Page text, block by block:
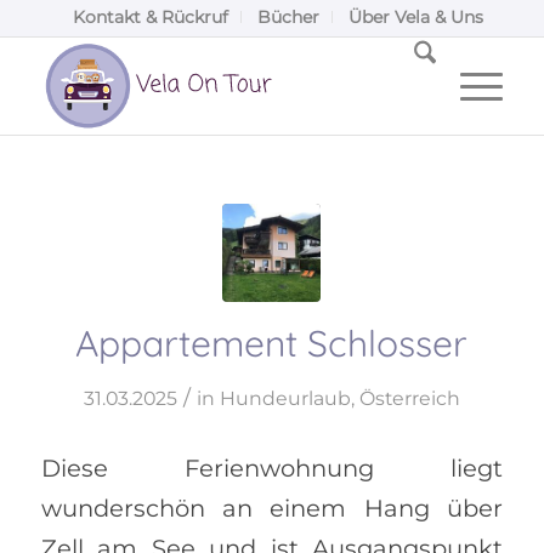
Kontakt & Rückruf Bücher Über Vela & Uns
Appartement Schlosser
31.03.2025 / in Hundeurlaub, Österreich
Diese Ferienwohnung liegt
wunderschön an einem Hang über